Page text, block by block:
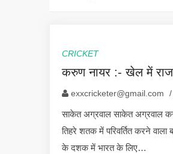
CRICKET
करुण नायर :- खेल में
exxcricketer@gmail.com /
साकेत अग्रवाल साकेत अग्रवाल
तिहरे शतक में परिवर्तित करने
के दशक में भारत के लिए…